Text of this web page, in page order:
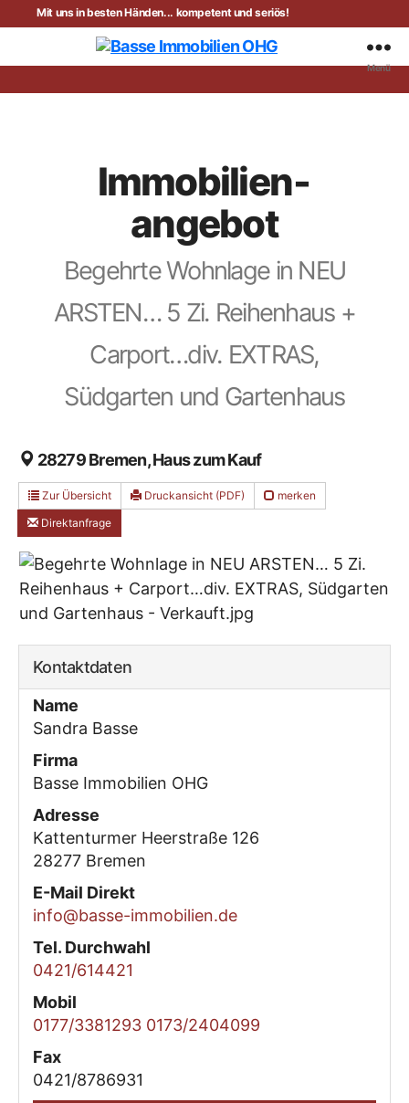
Immobilien
Mit uns in besten Händen... kompetent und seriös!
Menü
Immobilien­
angebot
Begehrte Wohnlage in NEU
ARSTEN… 5 Zi. Reihenhaus +
Carport…div. EXTRAS,
Südgarten und Gartenhaus
28279 Bremen, Haus zum Kauf
Zur Übersicht Druckansicht (PDF)
merken
Direktanfrage
Kontaktdaten
Name
Sandra Basse
Firma
Basse Immobilien OHG
Adresse
Kattenturmer Heerstraße 126
28277 Bremen
E-Mail Direkt
info@basse-immobilien.de
Tel. Durchwahl
0421/614421
Mobil
0177/3381293 0173/2404099
Fax
0421/8786931